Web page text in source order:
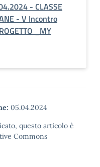
- CLASSE
- V Incontro
_MY
05.04.2024
questo articolo è
Commons